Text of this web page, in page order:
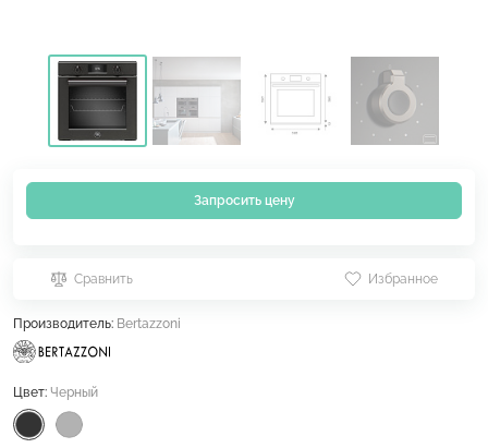
Запросить цену
Сравнить Избранное
Производитель: Bertazzoni
Цвет: Черный